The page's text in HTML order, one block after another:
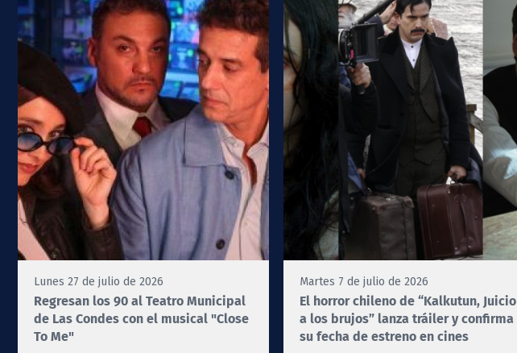
Lunes 27 de julio de 2026
Regresan los 90 al Teatro Municipal
de Las Condes con el musical "Close
To Me"
Martes 7 de julio de 2026
El horror chileno de “Kalkutun, Juicio
a los brujos” lanza tráiler y confirma
su fecha de estreno en cines